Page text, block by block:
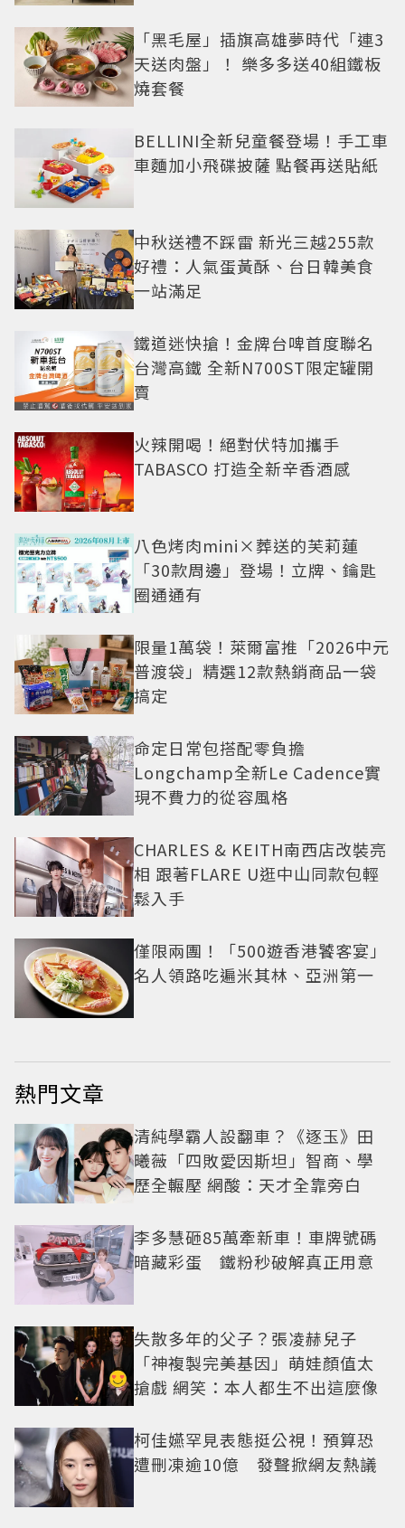
「黑毛屋」插旗高雄夢時代「連3
天送肉盤」！ 樂多多送40組鐵板
燒套餐
BELLINI全新兒童餐登場！手工車
車麵加小飛碟披薩 點餐再送貼紙
中秋送禮不踩雷 新光三越255款
好禮：人氣蛋黃酥、台日韓美食
一站滿足
鐵道迷快搶！金牌台啤首度聯名
台灣高鐵 全新N700ST限定罐開
賣
火辣開喝！絕對伏特加攜手
TABASCO 打造全新辛香酒感
八色烤肉mini×葬送的芙莉蓮
「30款周邊」登場！立牌、鑰匙
圈通通有
限量1萬袋！萊爾富推「2026中元
普渡袋」精選12款熱銷商品一袋
搞定
命定日常包搭配零負擔
Longchamp全新Le Cadence實
現不費力的從容風格
CHARLES & KEITH南西店改裝亮
相 跟著FLARE U逛中山同款包輕
鬆入手
僅限兩團！「500遊香港饕客宴」
名人領路吃遍米其林、亞洲第一
熱門文章
清純學霸人設翻車？《逐玉》田
曦薇「四敗愛因斯坦」智商、學
歷全輾壓 網酸：天才全靠旁白
李多慧砸85萬牽新車！車牌號碼
暗藏彩蛋 鐵粉秒破解真正用意
失散多年的父子？張凌赫兒子
「神複製完美基因」萌娃顏值太
搶戲 網笑：本人都生不出這麼像
柯佳嬿罕見表態挺公視！預算恐
遭刪凍逾10億 發聲掀網友熱議